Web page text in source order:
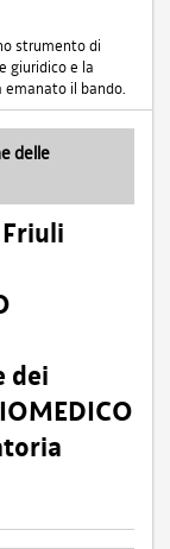
strumento di
giuridico e la
emanato il bando.
delle
dei